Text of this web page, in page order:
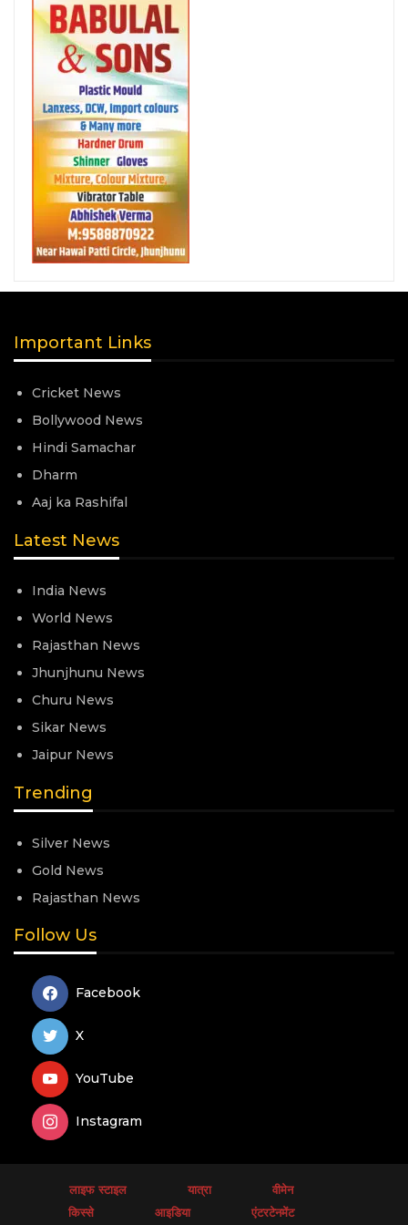
Important Links
Cricket News
Bollywood News
Hindi Samachar
Dharm
Aaj ka Rashifal
Latest News
India News
World News
Rajasthan News
Jhunjhunu News
Churu News
Sikar News
Jaipur News
Trending
Silver News
Gold News
Rajasthan News
Follow Us
Facebook
X
YouTube
Instagram
लाइफ स्टाइल यात्रा
वीमेन
किस्से
आइडिया एंटरटेनमेंट